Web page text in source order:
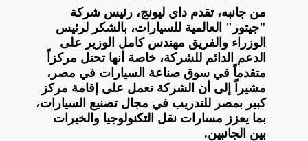
من جانبه، تقدم داي ليونج، رئيس شركة
"جيتور" العالمية للسيارات، بالشكر لرئيس
الوزراء والفريق مهندس كامل الوزير على
الدعم الدائم للشركة، خاصة أنها تحتل مركزاً
متقدماً في سوق صناعة السيارات في مصر،
مشيراً إلى أن الشركة تعمل على إقامة مركز
كبير بمصر للتدريب في مجال تصنيع السيارات،
بما يعزز مسارات نقل التكنولوجيا والخبرات
بين الجانبين.